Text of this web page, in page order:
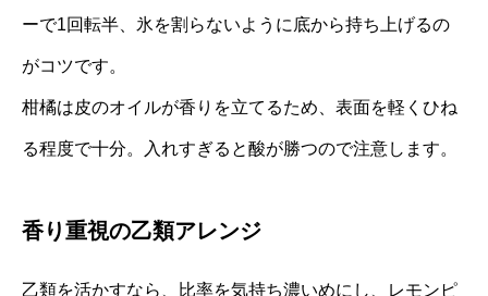
ーで1回転半、氷を割らないように底から持ち上げるの
がコツです。
柑橘は皮のオイルが香りを立てるため、表面を軽くひね
る程度で十分。入れすぎると酸が勝つので注意します。
香り重視の乙類アレンジ
乙類を活かすなら、比率を気持ち濃いめにし、レモンピ